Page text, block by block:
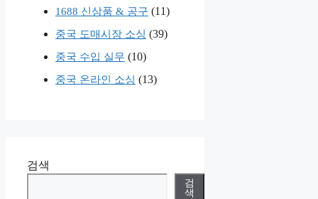
1688 신상품 & 공구 (11)
중국 도매시장 소싱 (39)
중국 수입 실무 (10)
중국 온라인 소싱 (13)
검색
검
색